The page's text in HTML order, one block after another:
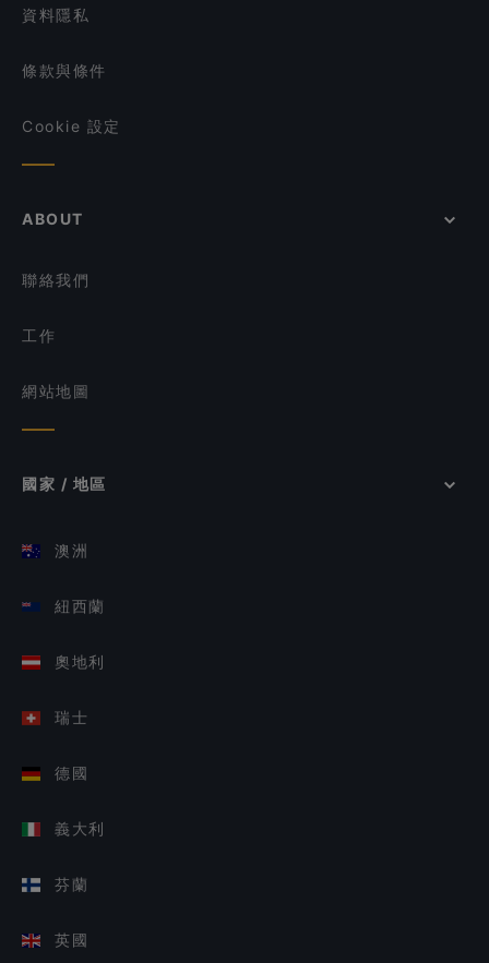
資料隱私
條款與條件
Cookie 設定
ABOUT
聯絡我們
工作
網站地圖
國家 / 地區
澳洲
紐西蘭
奧地利
瑞士
德國
義大利
芬蘭
英國